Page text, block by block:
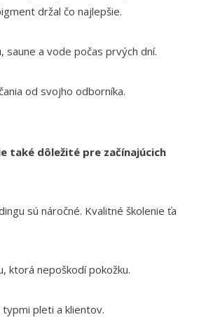
držal čo najlepšie.
saune a vode počas prvých dní.
od svojho odborníka.
také dôležité pre začínajúcich
sú náročné. Kvalitné školenie ťa
ktorá nepoškodí pokožku.
pleti a klientov.